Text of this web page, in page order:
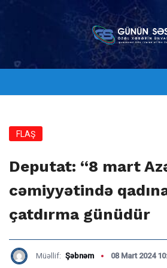
FLAŞ
Deputat: “8 mart
cəmiyyətində
çatdırma günüdür
Müəllif: Şəbnəm 08 Mart 2024